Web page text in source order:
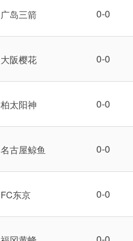
广岛三箭 0-0
大阪樱花 0-0
柏太阳神 0-0
名古屋鲸鱼 0-0
FC东京 0-0